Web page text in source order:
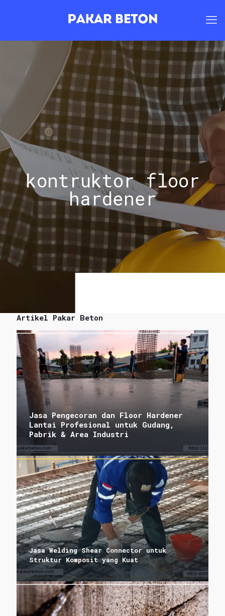
kontruktor floor
hardener
Artikel Pakar Beton
Jasa Pengecoran dan Floor Hardener
Lantai Profesional untuk Gudang,
Pabrik & Area Industri
Jasa Welding Shear Connector untuk
Struktur Komposit yang Kuat